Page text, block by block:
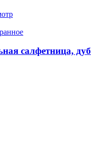
салфетница, дуб